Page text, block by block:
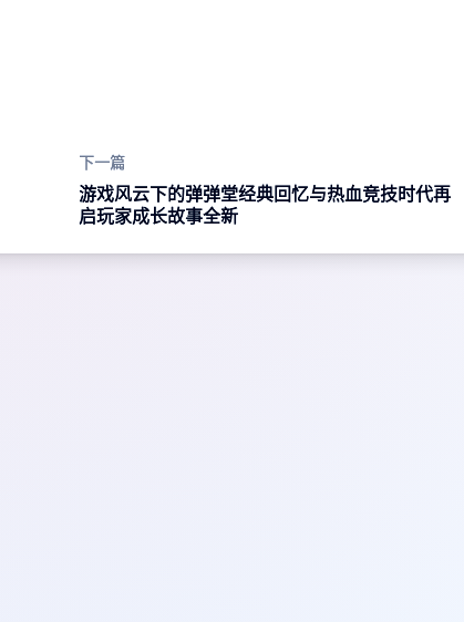
下一篇
游戏风云下的弹弹堂经典回忆与热血竞技时代再
启玩家成长故事全新